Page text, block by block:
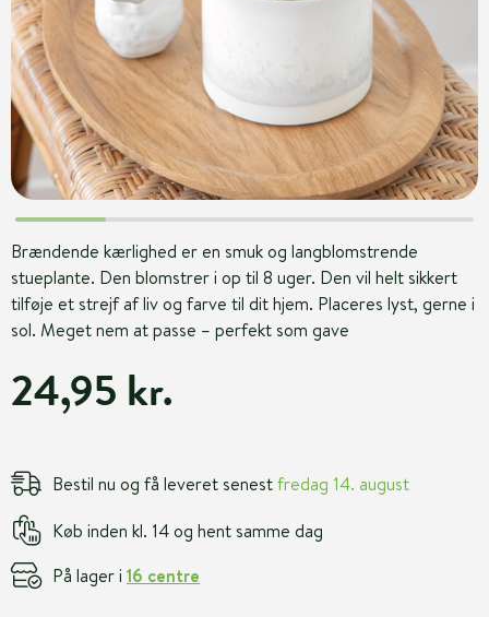
Brændende kærlighed er en smuk og langblomstrende
stueplante. Den blomstrer i op til 8 uger. Den vil helt sikkert
tilføje et strejf af liv og farve til dit hjem. Placeres lyst, gerne i
sol. Meget nem at passe – perfekt som gave
24,95 kr.
Bestil nu og få leveret senestfredag 14. august
Køb inden kl. 14 og hent samme dag
På lager i 16 centre